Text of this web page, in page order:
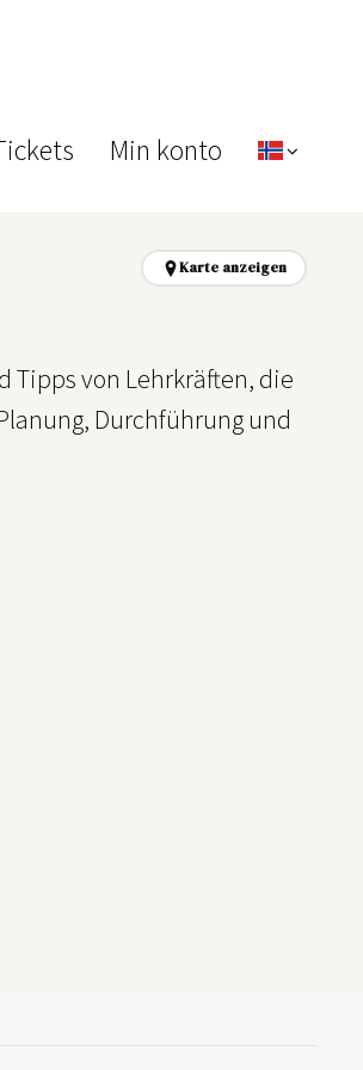
Min konto
Karte anzeigen
Tipps von Lehrkräften, die
Durchführung und